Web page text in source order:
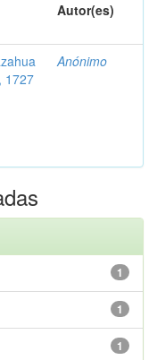
Autor(es)
1727
Anónimo
1
1
1